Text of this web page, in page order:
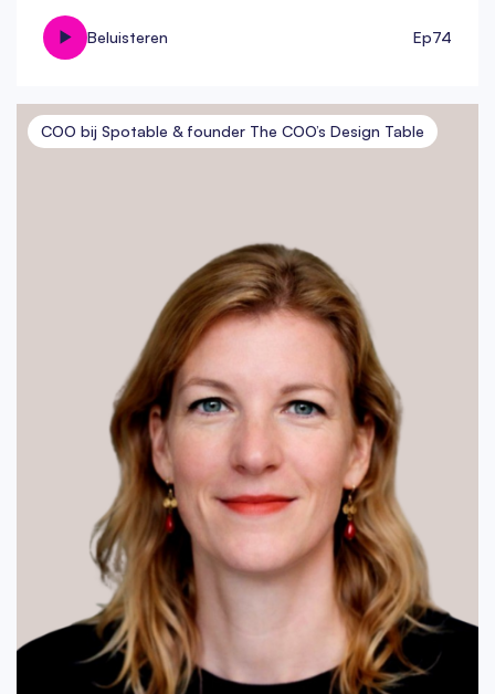
Beluisteren Ep74
COO bij Spotable & founder The COO’s Design Table